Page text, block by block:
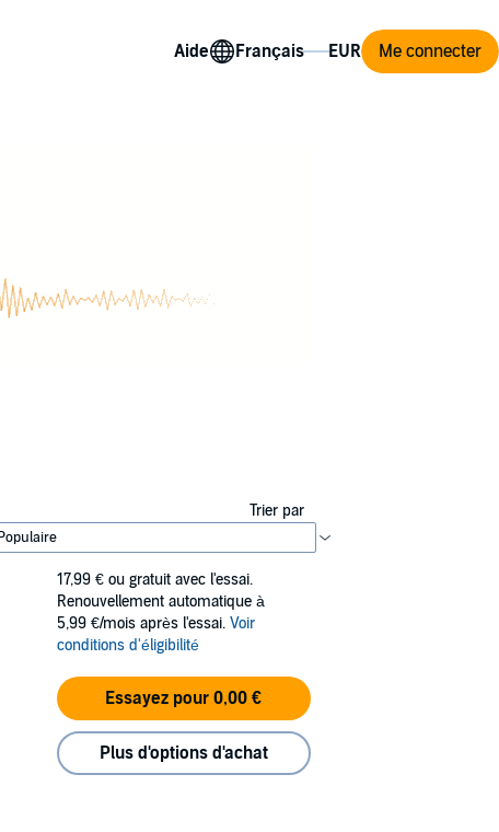
Aide Me connecter
Trier par
17,99 € ou gratuit avec l'essai.
Renouvellement automatique à
5,99 €/mois après l'essai. Voir
conditions d'éligibilité
Essayez pour 0,00 €
Plus d'options d'achat